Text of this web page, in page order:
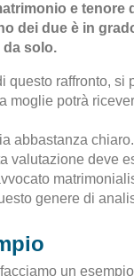
e tenore
dei due è in
da solo.
questo raffronto, si
moglie potrà
abbastanza chiaro.
valutazione deve
genere di
un